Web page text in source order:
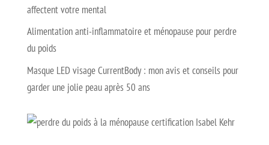
affectent votre mental
Alimentation anti-inflammatoire et ménopause pour perdre
du poids
Masque LED visage CurrentBody : mon avis et conseils pour
garder une jolie peau après 50 ans